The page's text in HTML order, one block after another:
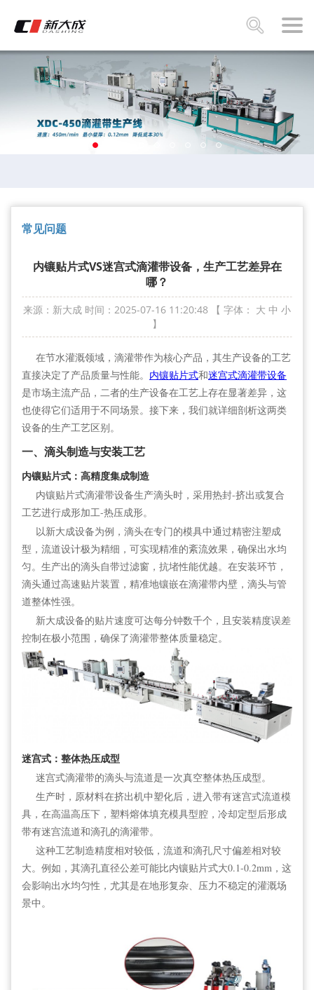
常见问题
内镶贴片式VS迷宫式滴灌带设备，生产工艺差异在
哪？
来源：新大成 时间：2025-07-16 11:20:48 【 字体： 大 中 小
】
在节水灌溉领域，滴灌带作为核心产品，其生产设备的工艺
直接决定了产品质量与性能。 内镶贴片式和迷宫式滴灌带设备
是市场主流产品，二者的生产设备在工艺上存在显著差异，这
也使得它们适用于不同场景。接下来，我们就详细剖析这两类
设备的生产工艺区别。
一、滴头制造与安装工艺
内镶贴片式：高精度集成制造
内镶贴片式滴灌带设备生产滴头时，采用热封-挤出或复合
工艺进行成形加工-热压成形。
以新大成设备为例，滴头在专门的模具中通过精密注塑成
型，流道设计极为精细，可实现精准的紊流效果，确保出水均
匀。生产出的滴头自带过滤窗，抗堵性能优越。在安装环节，
滴头通过高速贴片装置，精准地镶嵌在滴灌带内壁，滴头与管
道整体性强。
新大成设备的贴片速度可达每分钟数千个，且安装精度误差
控制在极小范围，确保了滴灌带整体质量稳定。
迷宫式：整体热压成型
迷宫式滴灌带的滴头与流道是一次真空整体热压成型。
生产时，原材料在挤出机中塑化后，进入带有迷宫式流道模
具，在高温高压下，塑料熔体填充模具型腔，冷却定型后形成
带有迷宫流道和滴孔的滴灌带。
这种工艺制造精度相对较低，流道和滴孔尺寸偏差相对较
大。例如，其滴孔直径公差可能比内镶贴片式大0.1-0.2mm，这
会影响出水均匀性，尤其是在地形复杂、压力不稳定的灌溉场
景中。